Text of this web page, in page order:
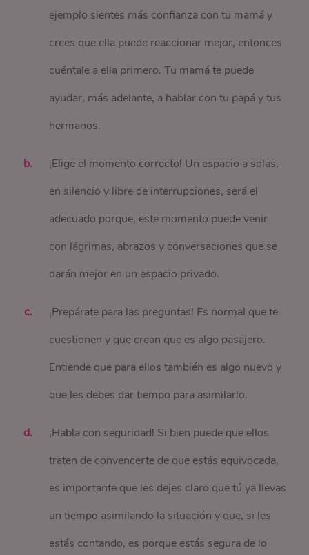
ejemplo sientes más confianza con tu mamá y
crees que ella puede reaccionar mejor, entonces
cuéntale a ella primero. Tu mamá te puede
ayudar, más adelante, a hablar con tu papá y tus
hermanos.
¡Elige el momento correcto! Un espacio a solas,
en silencio y libre de interrupciones, será el
adecuado porque, este momento puede venir
con lágrimas, abrazos y conversaciones que se
darán mejor en un espacio privado.
¡Prepárate para las preguntas! Es normal que te
cuestionen y que crean que es algo pasajero.
Entiende que para ellos también es algo nuevo y
que les debes dar tiempo para asimilarlo.
¡Habla con seguridad! Si bien puede que ellos
traten de convencerte de que estás equivocada,
es importante que les dejes claro que tú ya llevas
un tiempo asimilando la situación y que, si les
estás contando, es porque estás segura de lo